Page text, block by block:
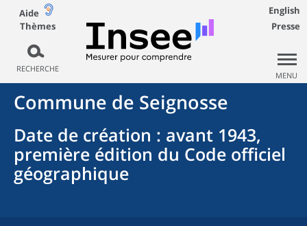
Aide
Thèmes
RECHERCHE
English
Presse
MENU
Commune de Seignosse
Date de création : avant 1943,
première édition du Code officiel
géographique